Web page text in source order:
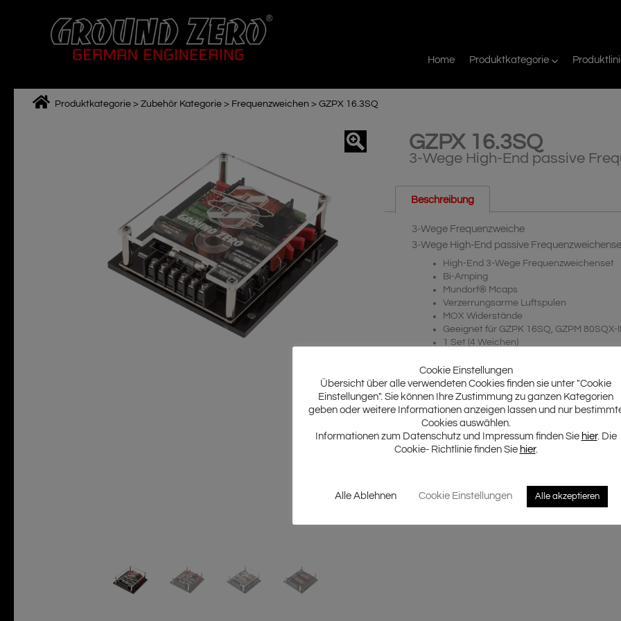
Home Produktkategorie
Produktkategorie> Zubehör Kategorie> Frequenzweichen > GZPX 16.3SQ
GZPX 16.3SQ
3-Wege High-End passive
Beschreibung
3-Wege Frequenzweiche
3-Wege High-End passive
High-End 3-Wege Frequenzweichenset
Bi-Amping
Mundorf® Mcaps
Verzerrungsarme Luftspulen
MOX Widerstände
Geeignet für GZPK 16SQ, GZPM 80SQX-
1 Set (4 Weichen)
Cookie Einstellungen
Übersicht über alle verwendeten Cookies finden sie unter "Cookie
Einstellungen". Sie können Ihre Zustimmung zu ganzen Kategorien
geben oder weitere Informationen anzeigen lassen und nur
Cookies auswählen.
Informationen zum Datenschutz und Impressum finden Sie hier. Die
Cookie- Richtlinie finden Sie hier.
Alle Ablehnen Cookie Einstellungen Alle akzeptieren